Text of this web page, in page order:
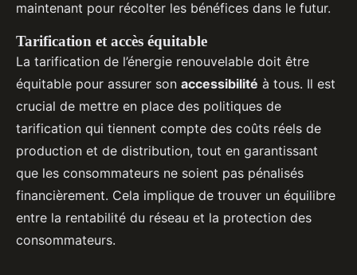
maintenant pour récolter les bénéfices dans le futur.
Tarification et accès équitable
La tarification de l’énergie renouvelable doit être
équitable pour assurer son accessibilité à tous. Il est
crucial de mettre en place des politiques de
tarification qui tiennent compte des coûts réels de
production et de distribution, tout en garantissant
que les consommateurs ne soient pas pénalisés
financièrement. Cela implique de trouver un équilibre
entre la rentabilité du réseau et la protection des
consommateurs.